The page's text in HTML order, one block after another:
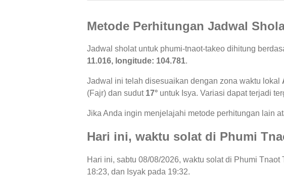
Metode Perhitungan Jadwal
Jadwal sholat untuk phumi-tnaot-takeo dihitung
11.016, longitude: 104.781.
Jadwal ini telah disesuaikan dengan zona waktu lokal
(Fajr) dan sudut 17° untuk Isya. Variasi dapat terjadi
Jika Anda ingin menjelajahi metode perhitungan lain
Hari ini, waktu solat di Phumi
Hari ini, sabtu 08/08/2026, waktu solat di Phumi
18:23, dan Isyak pada 19:32.